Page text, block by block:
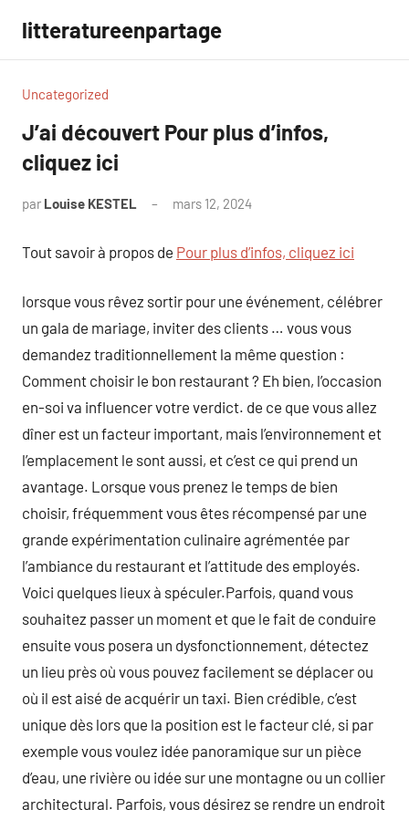
contenu
litteratureenpartage
Uncategorized
J’ai découvert Pour plus d’infos,
cliquez ici
par Louise KESTEL mars 12, 2024
Tout savoir à propos de Pour plus d’infos, cliquez ici
lorsque vous rêvez sortir pour une événement, célébrer
un gala de mariage, inviter des clients … vous vous
demandez traditionnellement la même question :
Comment choisir le bon restaurant ? Eh bien, l’occasion
en-soi va influencer votre verdict. de ce que vous allez
dîner est un facteur important, mais l’environnement et
l’emplacement le sont aussi, et c’est ce qui prend un
avantage. Lorsque vous prenez le temps de bien
choisir, fréquemment vous êtes récompensé par une
grande expérimentation culinaire agrémentée par
l’ambiance du restaurant et l’attitude des employés.
Voici quelques lieux à spéculer.Parfois, quand vous
souhaitez passer un moment et que le fait de conduire
ensuite vous posera un dysfonctionnement, détectez
un lieu près où vous pouvez facilement se déplacer ou
où il est aisé de acquérir un taxi. Bien crédible, c’est
unique dès lors que la position est le facteur clé, si par
exemple vous voulez idée panoramique sur un pièce
d’eau, une rivière ou idée sur une montagne ou un collier
architectural. Parfois, vous désirez se rendre un endroit